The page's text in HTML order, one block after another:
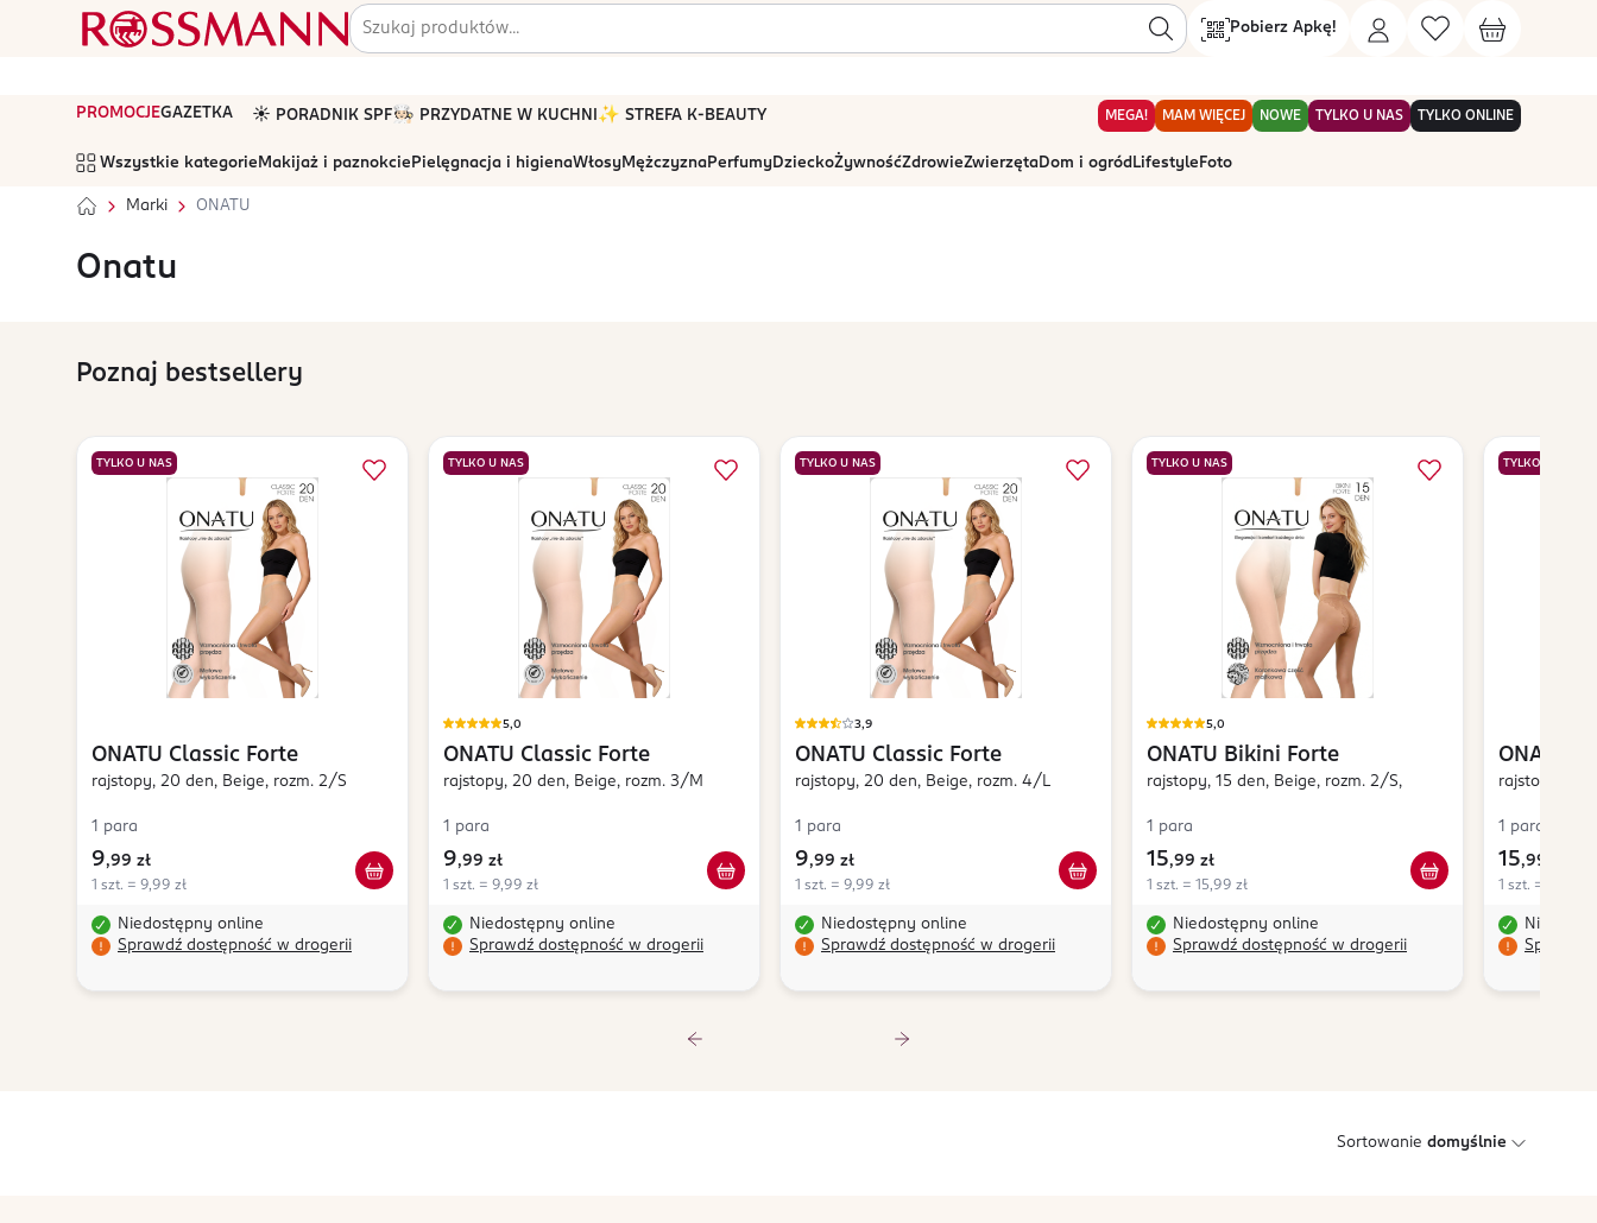
Pobierz Apkę!
PROMOCJEGAZETKA ☀️ PORADNIK SPF🧑🏻‍🍳 PRZYDATNE W KUCHNI ✨ STREFA K-BEAUTY MEGA! MAM WIĘCEJ NOWE TYLKO U NAS TYLKO ONLINE
Wszystkie kategorie Makijaż i paznokcie Pielęgnacja i higienaWłosyMężczyznaPerfumyDzieckoŻywnośćZdrowieZwierzętaDom i ogród Lifestyle Foto
Marki ONATU
Onatu
Poznaj bestsellery
TYLKO U NAS
ONATU Classic Forte
rajstopy, 20 den, Beige, rozm. 2/S
1 para
9,99 zł
1 szt. = 9,99 zł
Niedostępny online
Sprawdź dostępność w drogerii
TYLKO U NAS
5,0
ONATU Classic Forte
rajstopy, 20 den, Beige, rozm. 3/M
1 para
9,99 zł
1 szt. = 9,99 zł
Niedostępny online
Sprawdź dostępność w drogerii
TYLKO U NAS
3,9
ONATU Classic Forte
rajstopy, 20 den, Beige, rozm. 4/L
1 para
9,99 zł
1 szt. = 9,99 zł
Niedostępny online
Sprawdź dostępność w drogerii
TYLKO U NAS
5,0
ONATU Bikini Forte
rajstopy, 15 den, Beige, rozm. 2/S,
1 para
15,99 zł
1 szt. = 15,99 zł
Niedostępny online
Sprawdź dostępność w drogerii
TYLKO U NAS
ONATU
rajstopy, 15
1 para
15,99 zł
1 szt. = 15,99
Sprawdź
Sortowanie domyślnie